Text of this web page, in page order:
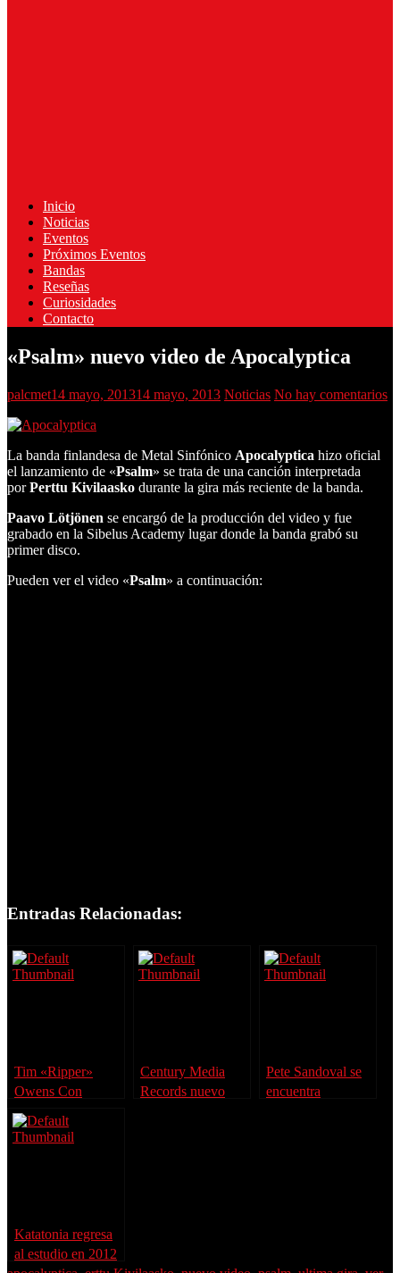
Inicio
Noticias
Eventos
Próximos Eventos
Bandas
Reseñas
Curiosidades
Contacto
«Psalm» nuevo video de Apocalyptica
palcmet14 mayo, 201314 mayo, 2013 Noticias No hay comentarios
La banda finlandesa de Metal Sinfónico Apocalyptica hizo oficial
el lanzamiento de «Psalm» se trata de una canción interpretada
porPerttu Kivilaasko durante la gira más reciente de la banda.
Paavo Lötjönen se encargó de la producción del video y fue
grabado en la Sibelus Academy lugar donde la banda grabó su
primer disco.
Pueden ver el video «Psalm» a continuación:
Entradas Relacionadas:
Tim «Ripper»
Owens Con
Nuevo Proyecto
Century Media
Records nuevo
Pete Sandoval se
encuentra
Katatonia regresa
al estudio en 2012